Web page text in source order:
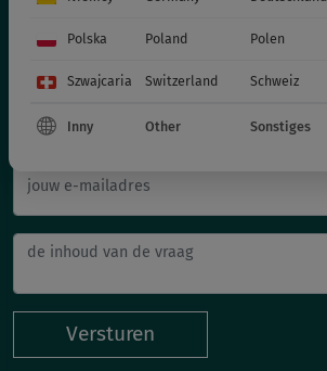
voornaam en achternaam
jouw e-mailadres
Versturen
Polska Poland Polen
Szwajcaria Switzerland Schweiz
Inny Other Sonstiges